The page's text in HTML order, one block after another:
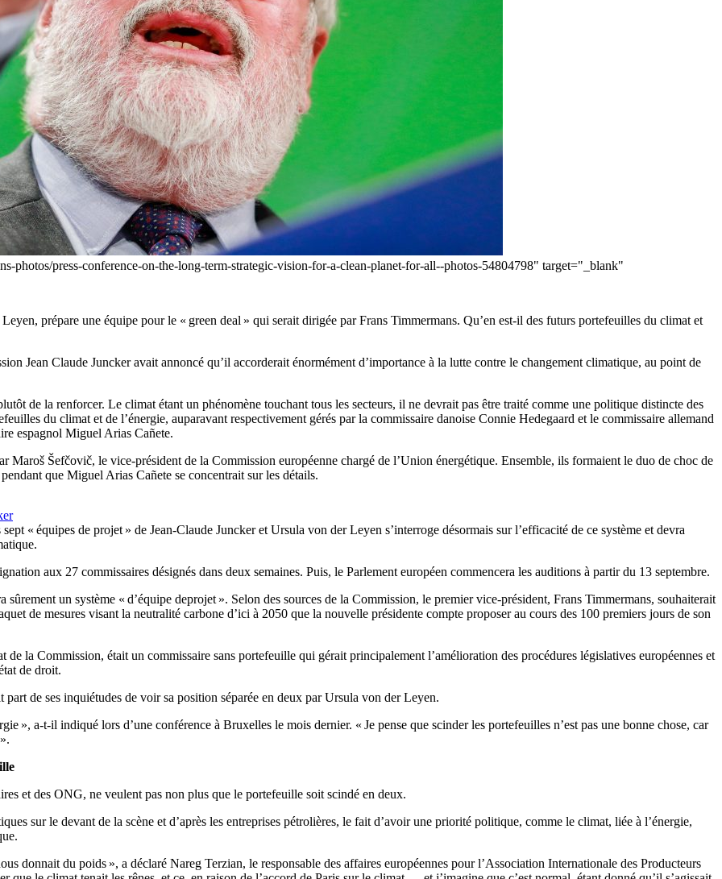
photos/press-conference-on-the-long-term-strategic-vision-for-a-clean-planet-for-all--photos-54804798" target="_blank"
prépare une équipe pour le « green deal » qui serait dirigée par Frans Timmermans. Qu’en est-il des futurs portefeuilles du climat et
Jean Claude Juncker avait annoncé qu’il accorderait énormément d’importance à la lutte contre le changement climatique, au point de
de la renforcer. Le climat étant un phénomène touchant tous les secteurs, il ne devrait pas être traité comme une politique distincte des
du climat et de l’énergie, auparavant respectivement gérés par la commissaire danoise Connie Hedegaard et le commissaire allemand
espagnol Miguel Arias Cañete.
Maroš Šefčovič, le vice-président de la Commission européenne chargé de l’Union énergétique. Ensemble, ils formaient le duo de choc de
que Miguel Arias Cañete se concentrait sur les détails.
« équipes de projet » de Jean-Claude Juncker et Ursula von der Leyen s’interroge désormais sur l’efficacité de ce système et devra
aux 27 commissaires désignés dans deux semaines. Puis, le Parlement européen commencera les auditions à partir du 13 septembre.
un système « d’équipe deprojet ». Selon des sources de la Commission, le premier vice-président, Frans Timmermans, souhaiterait
de mesures visant la neutralité carbone d’ici à 2050 que la nouvelle présidente compte proposer au cours des 100 premiers jours de son
la Commission, était un commissaire sans portefeuille qui gérait principalement l’amélioration des procédures législatives européennes et
de droit.
de ses inquiétudes de voir sa position séparée en deux par Ursula von der Leyen.
», a-t-il indiqué lors d’une conférence à Bruxelles le mois dernier. « Je pense que scinder les portefeuilles n’est pas une bonne chose, car
et des ONG, ne veulent pas non plus que le portefeuille soit scindé en deux.
sur le devant de la scène et d’après les entreprises pétrolières, le fait d’avoir une priorité politique, comme le climat, liée à l’énergie,
donnait du poids », a déclaré Nareg Terzian, le responsable des affaires européennes pour l’Association Internationale des Producteurs